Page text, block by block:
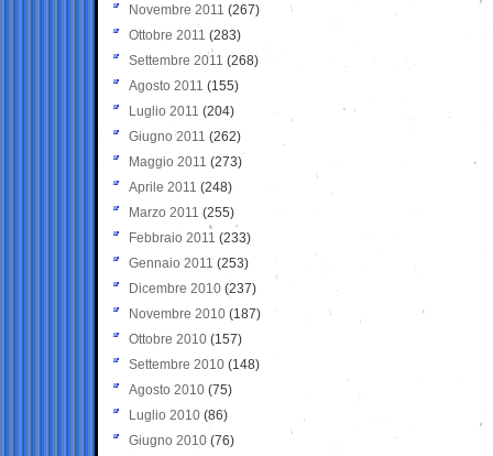
Novembre 2011 (267)
Ottobre 2011 (283)
Settembre 2011 (268)
Agosto 2011 (155)
Luglio 2011 (204)
Giugno 2011 (262)
Maggio 2011 (273)
Aprile 2011 (248)
Marzo 2011 (255)
Febbraio 2011 (233)
Gennaio 2011 (253)
Dicembre 2010 (237)
Novembre 2010 (187)
Ottobre 2010 (157)
Settembre 2010 (148)
Agosto 2010 (75)
Luglio 2010 (86)
Giugno 2010 (76)